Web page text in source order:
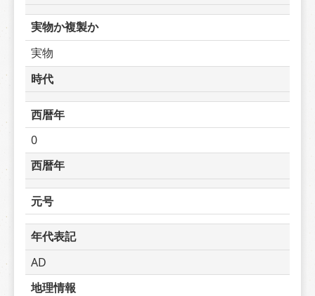
実物か複製か
実物
時代
西暦年
0
西暦年
元号
年代表記
AD
地理情報